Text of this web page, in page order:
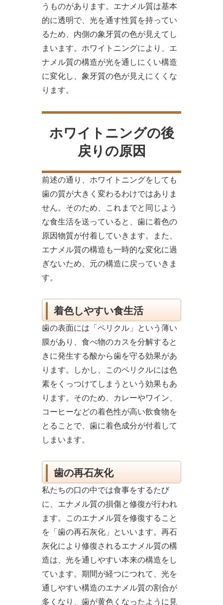
うものがあります。エナメル質は基本
的に透明で、光を通す性質を持ってい
るため、内側の象牙質の色が見えてし
まいます。ホワイトニングにより、エ
ナメル質の構造が光を通しにくい構造
に変化し、象牙質の色が見えにくくな
ります。
ホワイトニングの後
戻りの原因
前述の通り、ホワイトニングをしても
歯の質が大きく変わるわけではありま
せん。そのため、これまでと同じよう
な食生活を送っていると、歯に着色の
原因物質が付着していきます。また、
エナメル質の構造も一時的な変化に過
ぎないため、元の構造に戻っていきま
す。
着色しやすい食生活
歯の表面には「ペリクル」という薄い
膜があり、食べ物のカスを分解すると
きに発生する酸から歯を守る効果があ
ります。しかし、このペリクルには色
素をくっつけてしまうという効果もあ
ります。そのため、カレーやワイン、
コーヒーなどの着色性が高い飲食物を
とることで、歯に着色成分が付着して
しまいます。
歯の再石灰化
私たちの口の中では食事をするたび
に、エナメル質の損傷と修復が行われ
ます。このエナメル質を修復すること
を「歯の再石灰化」といいます。再石
灰化により修復されるエナメル質の構
造は、光を通しやすい本来の構造をし
ています。期間が経つにつれて、光を
通しやすい構造のエナメル質の割合が
多くなり、歯が黄色くなったように見